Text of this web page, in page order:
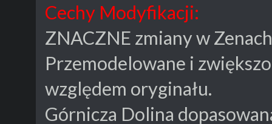
Cechy Modyfikacji:
ZNACZNE zmiany w
Przemodelowane i
względem oryginału.
Górnicza Dolina